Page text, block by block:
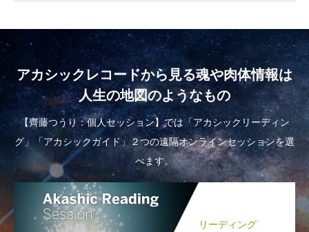
アカシックレコードから見る魂や肉体情報は
人生の地図のようなもの
【齊藤つうり：個人セッション】では「アカシックリーディン
グ」「アカシックガイド」２つの遠隔オンラインセッションを選
べます。
リーディング